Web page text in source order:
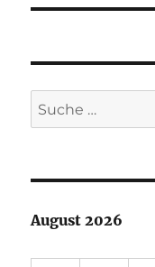
Suche
nach:
August 2026